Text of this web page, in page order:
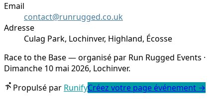
Email
contact@runrugged.co.uk
Adresse
Culag Park, Lochinver, Highland, Écosse
Race to the Base — organisé par Run Rugged Events ·
Dimanche 10 mai 2026, Lochinver.
Propulsé par RunifyCréez votre page événement →